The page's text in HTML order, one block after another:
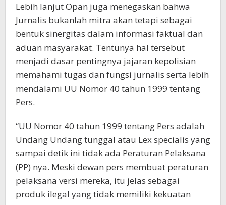
Lebih lanjut Opan juga menegaskan bahwa
Jurnalis bukanlah mitra akan tetapi sebagai
bentuk sinergitas dalam informasi faktual dan
aduan masyarakat. Tentunya hal tersebut
menjadi dasar pentingnya jajaran kepolisian
memahami tugas dan fungsi jurnalis serta lebih
mendalami UU Nomor 40 tahun 1999 tentang
Pers.
“UU Nomor 40 tahun 1999 tentang Pers adalah
Undang Undang tunggal atau Lex specialis yang
sampai detik ini tidak ada Peraturan Pelaksana
(PP) nya. Meski dewan pers membuat peraturan
pelaksana versi mereka, itu jelas sebagai
produk ilegal yang tidak memiliki kekuatan